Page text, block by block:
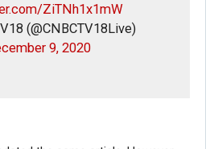
ZiTNh1x1mW
(@CNBCTV18Live)
9, 2020